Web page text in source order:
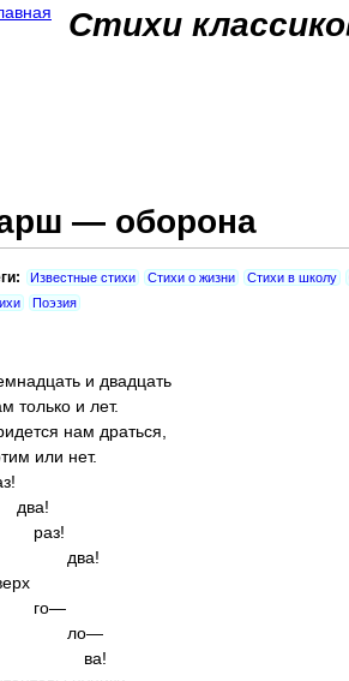
Стихи
— оборона
Известные стихи Стихи о жизни Стихи в школу
Поэзия
и двадцать
только и лет.
нам драться,
или нет.